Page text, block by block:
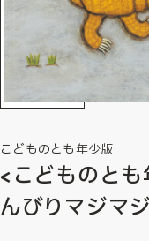
こどものとも年少版
<こどものと
んびりマジマジ